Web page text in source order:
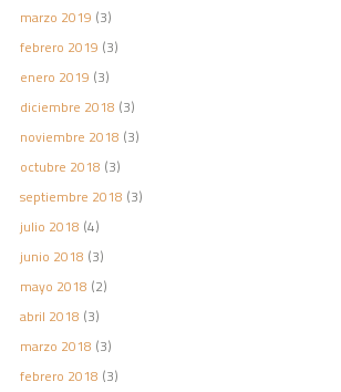
marzo 2019 (3)
febrero 2019 (3)
enero 2019 (3)
diciembre 2018 (3)
noviembre 2018 (3)
octubre 2018 (3)
septiembre 2018 (3)
julio 2018 (4)
junio 2018 (3)
mayo 2018 (2)
abril 2018 (3)
marzo 2018 (3)
febrero 2018 (3)